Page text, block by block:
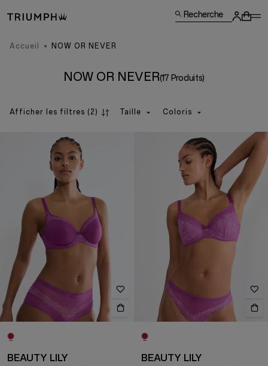
Recherche
Accueil NOW OR NEVER
NOW OR NEVER(17 Produits)
Afficher les filtres (2) Taille Coloris
BEAUTY LILY
BEAUTY LILY